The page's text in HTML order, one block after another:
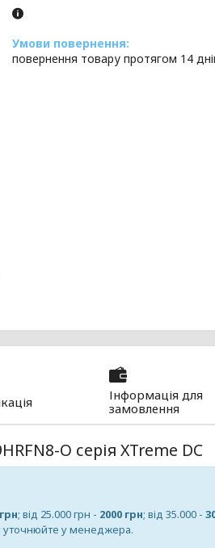
повернення товару протягом 14
Інформація для
замовлення
O серія XTreme DC
; від 25.000 грн - 2000 грн; від 35.000 -
уточнюйте у менеджера.